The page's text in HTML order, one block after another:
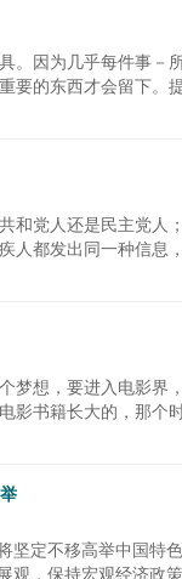
。因为几乎每件事－
要的东西才会留下。
党人还是民主党人
人都发出同一种信息
梦想，要进入电影界
影书籍长大的，那个
坚定不移高举中国特
观，保持宏观经济政